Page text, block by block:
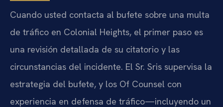
Cuando usted contacta al bufete sobre una multa
de tráfico en Colonial Heights, el primer paso es
una revisión detallada de su citatorio y las
circunstancias del incidente. El Sr. Sris supervisa la
estrategia del bufete, y los Of Counsel con
experiencia en defensa de tráfico—incluyendo un